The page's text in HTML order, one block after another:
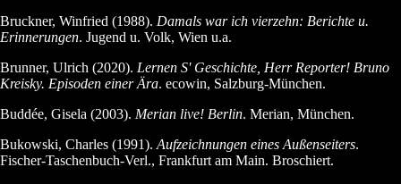
Bruckner, Winfried (1988). Damals war ich vierzehn: Berichte u.
Erinnerungen. Jugend u. Volk, Wien u.a.
Brunner, Ulrich (2020). Lernen S' Geschichte, Herr Reporter! Bruno
Kreisky. Episoden einer Ära. ecowin, Salzburg-München.
Buddée, Gisela (2003). Merian live! Berlin. Merian, München.
Bukowski, Charles (1991).Aufzeichnungen eines Außenseiters.
Fischer-Taschenbuch-Verl., Frankfurt am Main. Broschiert.